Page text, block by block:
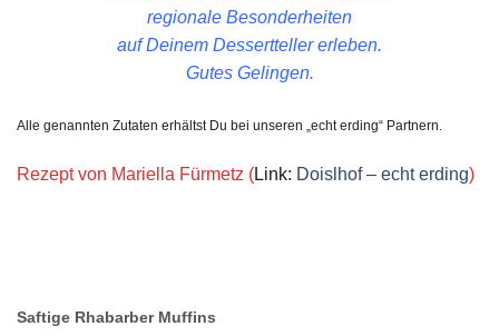
Saftige Rhabarber Muffins
regionale Besonderheiten
auf Deinem Dessertteller erleben.
Gutes Gelingen.
Alle genannten Zutaten erhältst Du bei unseren „echt erding“ Partnern.
Rezept von Mariella Fürmetz (Link: Doislhof – echt erding)